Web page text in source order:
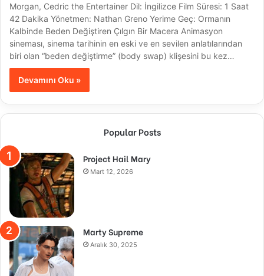
Morgan, Cedric the Entertainer Dil: İngilizce Film Süresi: 1 Saat
42 Dakika Yönetmen: Nathan Greno Yerime Geç: Ormanın
Kalbinde Beden Değiştiren Çılgın Bir Macera Animasyon
sineması, sinema tarihinin en eski ve en sevilen anlatılarından
biri olan “beden değiştirme” (body swap) klişesini bu kez…
Devamını Oku »
Popular Posts
Project Hail Mary
Mart 12, 2026
Marty Supreme
Aralık 30, 2025